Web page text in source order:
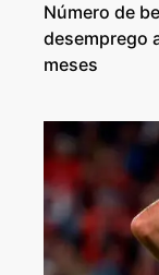
Número de
desemprego
meses